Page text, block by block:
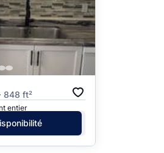
848 ft²
entier